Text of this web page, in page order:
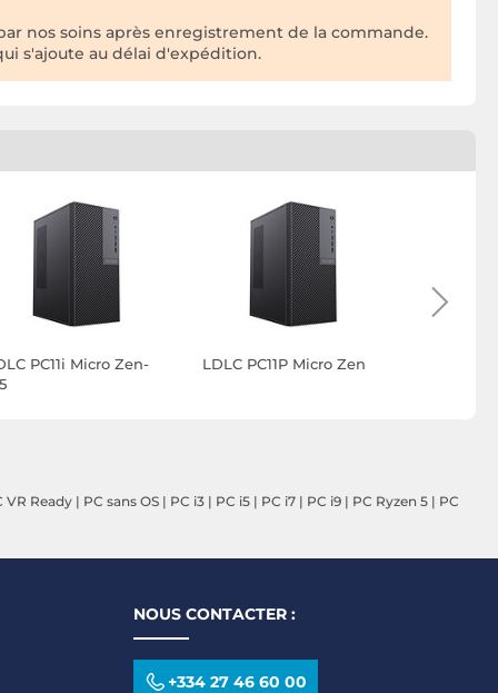
nos soins après enregistrement de la commande.
s'ajoute au délai d'expédition.
PC11i Micro Zen-
LDLC PC11P Micro Zen
VR Ready | PC sans OS | PC i3 | PC i5 | PC i7 | PC i9 | PC Ryzen 5 | PC
NOUS CONTACTER :
+334 27 46 60 00